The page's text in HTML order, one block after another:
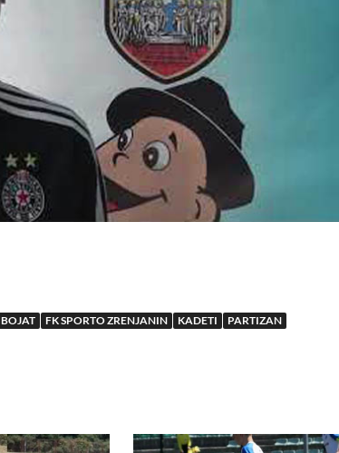
FK SPORTO ZRENJANIN KADETI
PARTIZAN